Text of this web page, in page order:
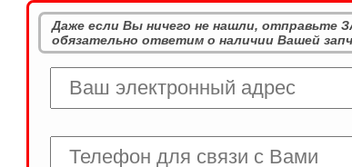
Даже если Вы ничего не нашли, отправьте
обязательно ответим о наличии Вашей